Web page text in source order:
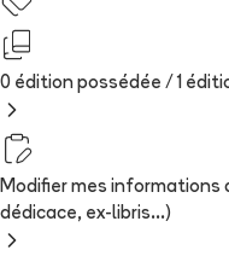
0 édition possédée / 1
Modifier mes informations
dédicace, ex-libris...)